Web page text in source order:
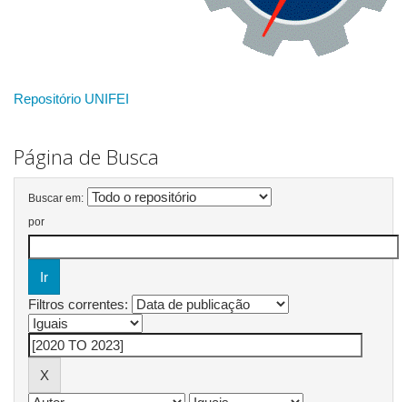
Repositório UNIFEI
Página de Busca
Buscar em:
por
Filtros correntes: